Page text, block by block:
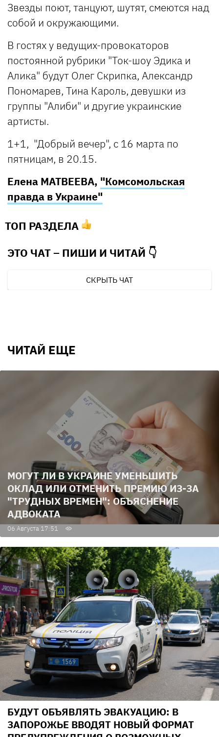
Звезды поют, танцуют, шутят, смеются над
собой и окружающими.
В гостях у ведущих-про­во­каторов
постоянной рубрики "Ток-шоу Эдика и
Алика" будут Олег Скрипка, Александр
Пономарев, Тина Кароль, девушки из
группы "Алиби" и другие украинские
артисты.
1+1, "Добрый вечер", с 16 марта по
пятницам, в 20.15.
Елена МАТВЕЕВА, "Комсомольская
правда в Украине"
ТОП РАЗДЕЛА
ЭТО ЧАТ – ПИШИ И ЧИТАЙ 👇
СКРЫТЬ ЧАТ
ЧИТАЙ ЕЩЕ
МОГУТ ЛИ В УКРАИНЕ УМЕНЬШИТЬ
ОКЛАД ИЛИ ОТМЕНИТЬ ПРЕМИЮ ИЗ-ЗА
"ТРУДНЫХ ВРЕМЕН": ОБЪЯСНЕНИЕ
АДВОКАТА
06 Августа 17:51
БУДУТ ОБЪЯВЛЯТЬ ЭВАКУАЦИЮ: В
ЗАПОРОЖЬЕ ВВОДЯТ НОВЫЙ ФОРМАТ